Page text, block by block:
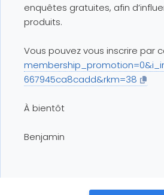
enquêtes gratuites, afin
produits.
Vous pouvez vous inscrire par
667945ca8cadd&rkm=38
À bientôt
Benjamin